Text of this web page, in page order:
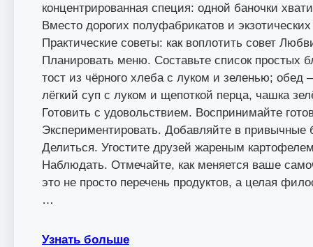
концентрированная специя: одной баночки
Вместо дорогих полуфабрикатов и
Практические советы: как воплотить совет
Планировать меню. Составьте список простых
тост из чёрного хлеба с луком и зеленью;
лёгкий суп с луком и щепоткой перца, чашка
Готовить с удовольствием. Воспринимайте
Экспериментировать. Добавляйте в
Делиться. Угостите друзей жареным
Наблюдать. Отмечайте, как меняется ваше
это не просто перечень продуктов, а целая
…
Узнать больше